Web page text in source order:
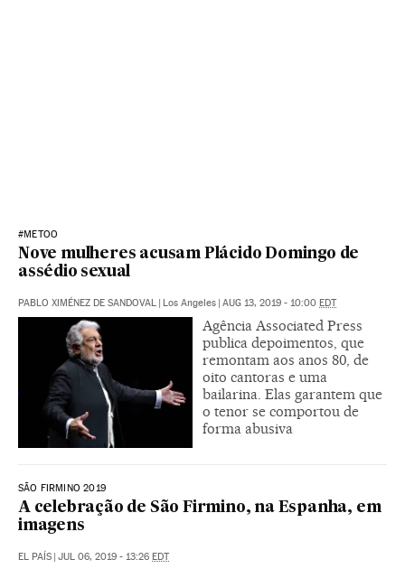
#METOO
Nove mulheres acusam Plácido Domingo de
assédio sexual
PABLO XIMÉNEZ DE SANDOVAL | Los Angeles | AUG 13, 2019 - 10:00 EDT
Agência Associated Press
publica depoimentos, que
remontam aos anos 80, de
oito cantoras e uma
bailarina. Elas garantem que
o tenor se comportou de
forma abusiva
SÃO FIRMINO 2019
A celebração de São Firmino, na Espanha, em
imagens
EL PAÍS | JUL 06, 2019 - 13:26 EDT